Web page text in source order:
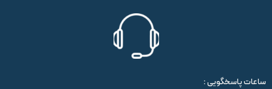
ساعات پاسخگویی :